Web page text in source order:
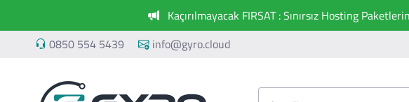
Kaçırılmayacak FIRSAT : Sınırsız Hosting
0850 554 5439
info@gyro.cloud